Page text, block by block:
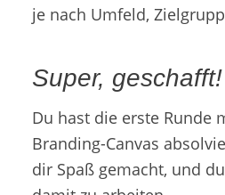
je nach Umfeld,
Super, geschafft!
Du hast die erste Runde
Branding-Canvas
dir Spaß gemacht, und